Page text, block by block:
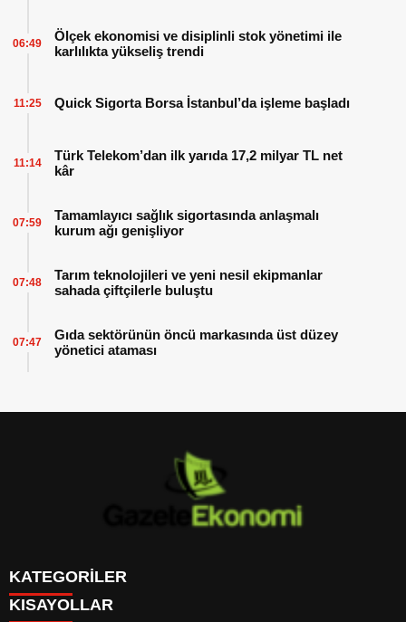
Ölçek ekonomisi ve disiplinli stok yönetimi ile
karlılıkta yükseliş trendi
06:49
Quick Sigorta Borsa İstanbul’da işleme başladı
11:25
Türk Telekom’dan ilk yarıda 17,2 milyar TL net
kâr
11:14
Tamamlayıcı sağlık sigortasında anlaşmalı
kurum ağı genişliyor
07:59
Tarım teknolojileri ve yeni nesil ekipmanlar
sahada çiftçilerle buluştu
07:48
Gıda sektörünün öncü markasında üst düzey
yönetici ataması
07:47
KATEGORİLER
KISAYOLLAR